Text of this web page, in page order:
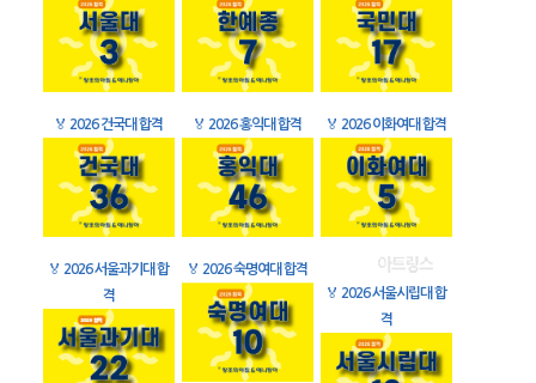
🏅 2026 건국대 합격 🏅 2026 홍익대 합격 🏅 2026 이화여대 합격
🏅 2026 서울과기대 합
격
🏅 2026 숙명여대 합격
🏅 2026 서울시립대 합
격